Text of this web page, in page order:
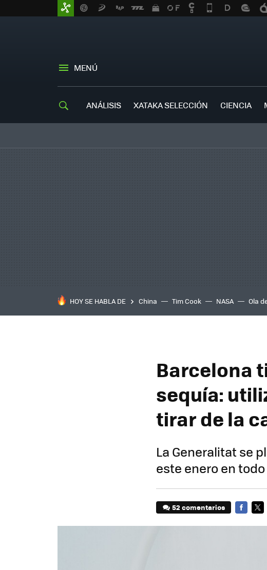
MENÚ
ANÁLISIS XATAKA SELECCIÓN CIENCIA
HOY SE HABLA DE China Tim Cook NASA Ola
Barcelona
sequía:
tirar de la
La Generalitat se
este enero en
52 comentarios